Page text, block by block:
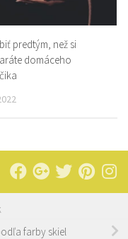
predtým, než si
domáceho
farby skiel